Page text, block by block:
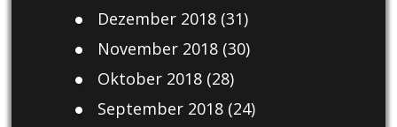
Dezember 2018(31)
November 2018(30)
Oktober 2018(28)
September 2018(24)